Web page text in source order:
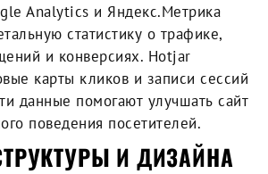
Analytics и Яндекс.Метрика
статистику о трафике,
и конверсиях. Hotjar
карты кликов и записи сессий
данные помогают улучшать сайт
поведения посетителей.
И ДИЗАЙНА